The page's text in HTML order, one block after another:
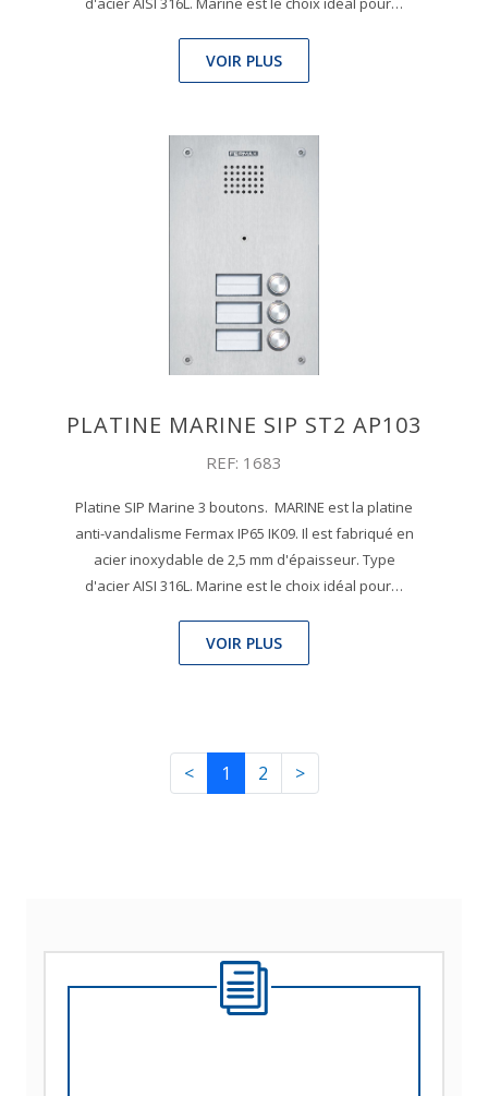
VOIR PLUS
PLATINE MARINE SIP ST2 AP103
REF: 1683
Platine SIP Marine 3 boutons. MARINE est la platine
anti-vandalisme Fermax IP65 IK09. Il est fabriqué en
acier inoxydable de 2,5 mm d'épaisseur. Type
d'acier AISI 316L. Marine est le choix idéal pour…
VOIR PLUS
< 1 2 >